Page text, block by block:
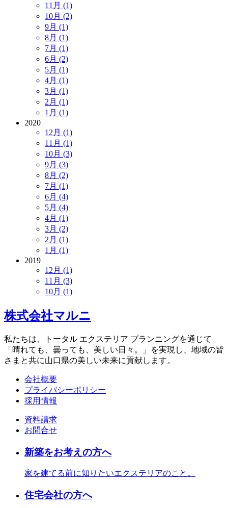
11月 (1)
10月 (2)
9月 (1)
8月 (1)
7月 (1)
6月 (2)
5月 (1)
4月 (1)
3月 (1)
2月 (1)
1月 (1)
2020
12月 (1)
11月 (1)
10月 (3)
9月 (3)
8月 (2)
7月 (1)
6月 (4)
5月 (4)
4月 (1)
3月 (2)
2月 (1)
1月 (1)
2019
12月 (1)
11月 (3)
10月 (1)
株式会社マルニ
私たちは、トータル エクステリア プランニングを通じて
「晴れても、曇っても、美しい日々。」を実現し、地域の皆
さまと共に山口県の美しい未来に貢献します。
会社概要
プライバシーポリシー
採用情報
資料請求
お問合せ
新築をお考えの方へ
家を建てる前に知りたいエクステリアのこと。
住宅会社の方へ